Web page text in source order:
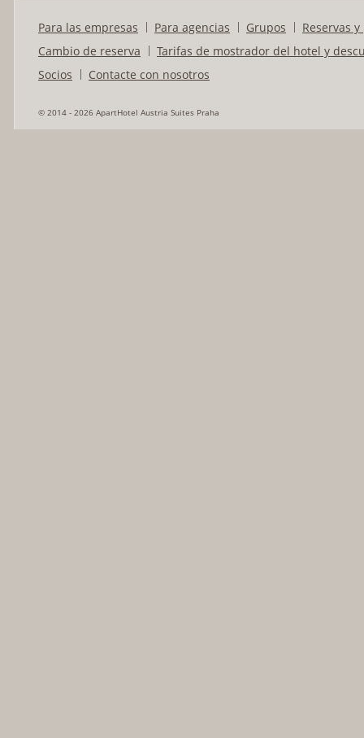
Para las empresas Para agencias Grupos
Reservas
Cambio de reserva
Tarifas de mostrador del hotel y
Socios
Contacte con nosotros
© 2014 - 2026 ApartHotel Austria Suites Praha